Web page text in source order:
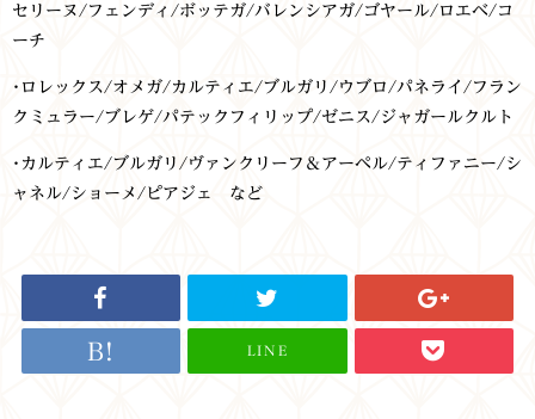
セリーヌ/フェンディ/ボッテガ/バレンシアガ/ゴヤール/ロエベ/コ
ーチ
･ ロレックス/オメガ/カルティエ/ブルガリ/ウブロ/パネライ/フラン
クミュラー/ブレゲ/パテックフィリップ/ゼニス/ジャガールクルト
･ カルティエ/ブルガリ/ヴァンクリーフ＆アーペル/ティファニー/シ
ャネル/ショーメ/ピアジェ など
LINE